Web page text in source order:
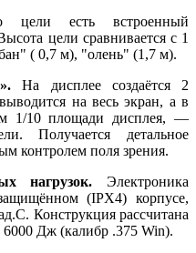
цели есть встроенный
цели сравнивается с 1
( 0,7 м), "олень" (1,7 м).
На дисплее создаётся 2
на весь экран, а в
1/10 площади дисплея, —
Получается детальное
контролем поля зрения.
нагрузок. Электроника
(IPX4) корпусе,
Конструкция рассчитана
6000 Дж (калибр .375 Win).